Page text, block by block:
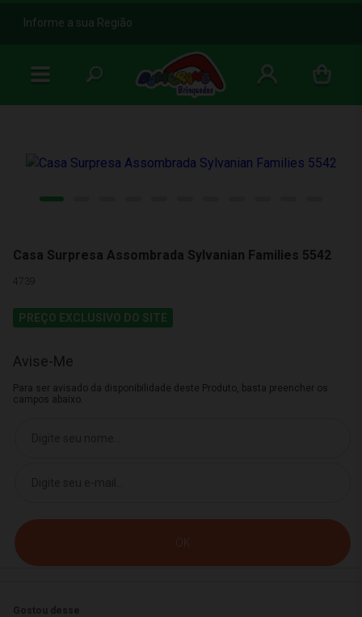
b
Informe a sua Região
Casa Surpresa Assombrada Sylvanian Families 5542
4739
PREÇO EXCLUSIVO DO SITE
Avise-Me
Para ser avisado da disponibilidade deste Produto, basta preencher os
campos abaixo.